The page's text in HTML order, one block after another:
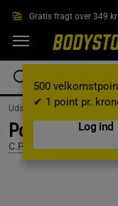
Gratis fragt over 349 kr
500
✔ 1 point pr.
Log ind
Udstyr og tilbehør /
Polstrede
C.P. Sports